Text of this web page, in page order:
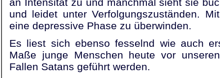
an Intensität zu und manchmal sieht sie
und leidet unter Verfolgungszuständen.
eine depressive Phase zu überwinden.
Es liest sich ebenso fesselnd wie auch
Maße junge Menschen heute vor
Fallen Satans geführt werden.